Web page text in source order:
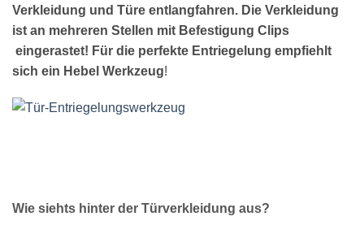
Verkleidung und Türe entlangfahren. Die Verkleidung
ist an mehreren Stellen mit Befestigung Clips
eingerastet! Für die perfekte Entriegelung empfiehlt
sich ein Hebel Werkzeug!
Wie siehts hinter der Türverkleidung aus?